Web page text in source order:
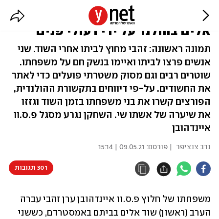
משפחתו של ערן זהבי עברה שוד
אלים בהולנד על ידי רעולי פנים
תמונה ראשונה: זהבי מחוץ לביתו אחרי השוד. שני
אנשים פרצו לביתו ואיימו בנשק חם על משפחתו.
שוטרים רבים וגם מסוק משטרתי פועלים כדי לאתר
את החשודים. על-פי דיווחים בתקשורת ההולנדית,
הפורצים קשרו את בני משפחתו בזמן השוד וגזזו
את שיערה של אשתו שי. השחקן נגרע מסגל פ.ס.וו
איינדהובן
נדב צנציפר | פורסם: 09.05.21 | 15:14
301 תגובות